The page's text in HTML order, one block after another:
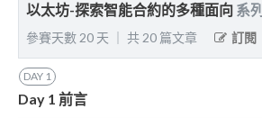
以太坊-探索智能合約的多種面向 系列
參賽天數 20 天 共 20 篇文章 訂閱
DAY 1
Day 1 前言